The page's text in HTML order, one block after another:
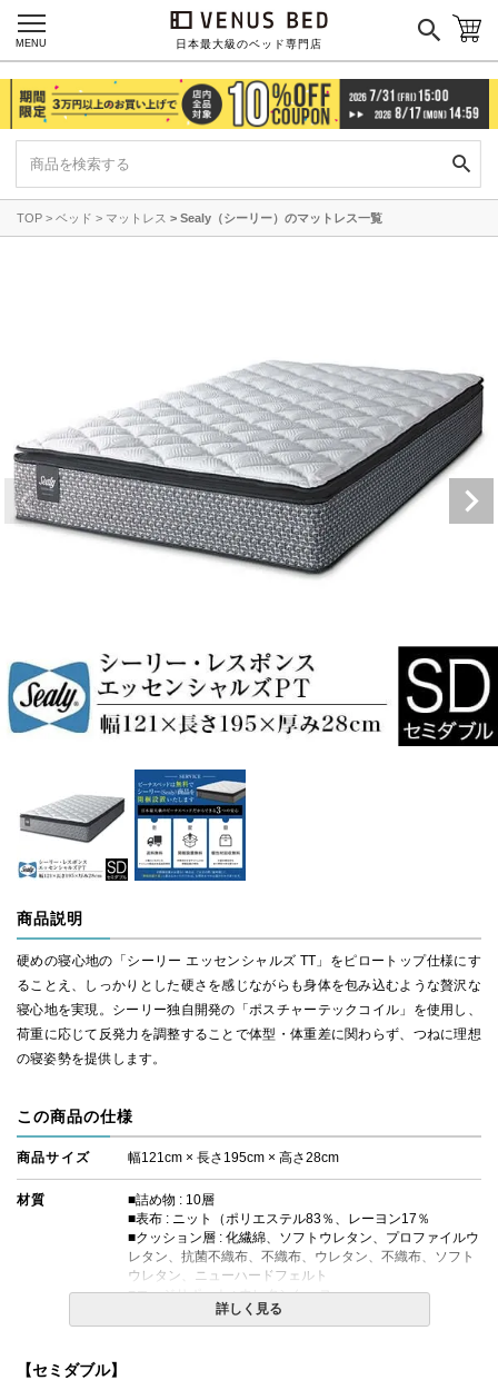
日本最大級のベッド専門店
MENU
TOP ベッド マットレス Sealy（シーリー）のマットレス一覧
商品説明
硬めの寝心地の「シーリー エッセンシャルズ TT」をピロートップ仕様にす
ることえ、しっかりとした硬さを感じながらも身体を包み込むような贅沢な
寝心地を実現。シーリー独自開発の「ポスチャーテックコイル」を使用し、
荷重に応じて反発力を調整することで体型・体重差に関わらず、つねに理想
の寝姿勢を提供します。
この商品の仕様
商品サイズ 幅121cm × 長さ195cm × 高さ28cm
材質
■詰め物 : 10層
■表布 : ニット（ポリエステル83％、レーヨン17％
■クッション層 : 化繊綿、ソフトウレタン、プロファイルウ
レタン、抗菌不織布、不織布、ウレタン、不織布、ソフト
ウレタン、ニューハードフェルト
■エッジサポート : ウレタンケース
■対応ボックスシーツ : H35タイプ
詳しく見る
【セミダブル】